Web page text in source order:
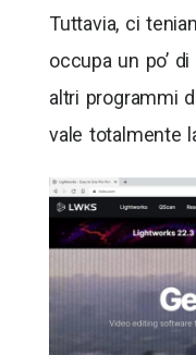
Tuttavia, ci
occupa un po’
altri programmi
vale totalmente